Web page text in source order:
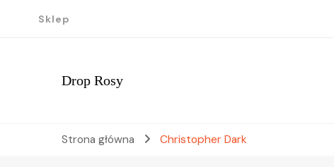
Sklep
Drop Rosy
Strona główna Christopher Dark